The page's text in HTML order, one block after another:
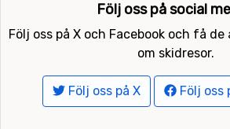
Följ oss på social
Följ oss på X och Facebook och få
om skidresor.
Följ oss på X Följ oss